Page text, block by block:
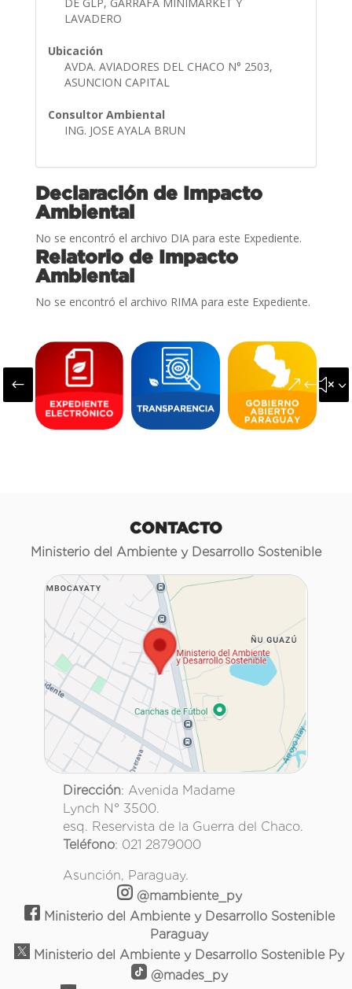
LAVADERO
Ubicación
AVDA. AVIADORES DEL CHACO N° 2503,
ASUNCION CAPITAL
Consultor Ambiental
ING. JOSE AYALA BRUN
Declaración de Impacto
Ambiental
No se encontró el archivo DIA para este Expediente.
Relatorio de Impacto
Ambiental
No se encontró el archivo RIMA para este Expediente.
#
CONTACTO
Ministerio del Ambiente y Desarrollo Sostenible
Dirección: Avenida Madame
Lynch N° 3500.
esq. Reservista de la Guerra del Chaco.
Teléfono: 021 2879000
Asunción, Paraguay.
@mambiente_py
Ministerio del Ambiente y Desarrollo Sostenible
Paraguay
Ministerio del Ambiente y Desarrollo Sostenible Py
@mades_py